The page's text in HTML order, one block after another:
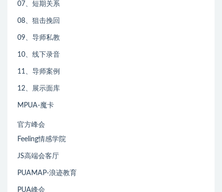
07、短期关系
08、狙击挽回
09、导师私教
10、线下录音
11、导师案例
12、展示面库
MPUA-魔卡
官方峰会
Feeling情感学院
JS高端会客厅
PUAMAP-浪迹教育
PUA峰会